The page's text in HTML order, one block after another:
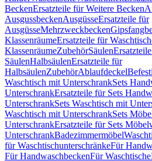
BeckenErsatzteile für Weitere Becken
AusgussbeckenAusgüsseErsatzteile für
AusgüsseMehrzweckbecken
KlassenräumeErsatzteile für
KlassenräumeZubehörSäulen
SäulenHalbsäulenErsatzteile für
HalbsäulenZubehörAblaufdeckel
Waschtisch mit UnterschrankSets
UnterschrankErsatzteile für Sets
UnterschrankSets Waschtisch mit
Waschtisch mit UnterschrankSets
UnterschrankErsatzteile für Sets
UnterschrankBadezimmermöbel
für WaschtischunterschränkeFür
Für HandwaschbeckenFür Waschtische